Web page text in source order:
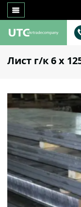
Лист г/к 6 х